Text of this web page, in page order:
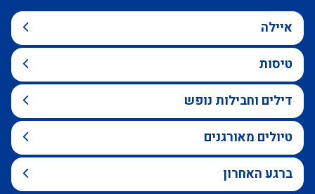
איילה
טיסות
דילים וחבילות נופש
טיולים מאורגנים
ברגע האחרון